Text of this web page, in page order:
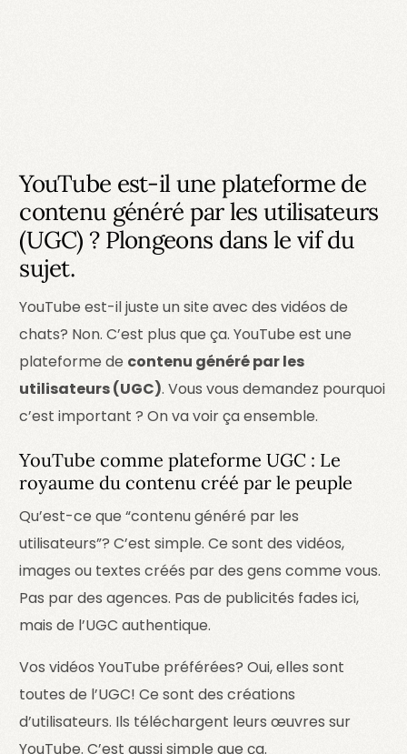
YouTube est-il une plateforme de
contenu généré par les utilisateurs
(UGC) ? Plongeons dans le vif du
sujet.
YouTube est-il juste un site avec des vidéos de
chats? Non. C’est plus que ça. YouTube est une
plateforme de contenu généré par les
utilisateurs (UGC). Vous vous demandez pourquoi
c’est important ? On va voir ça ensemble.
YouTube comme plateforme UGC : Le
royaume du contenu créé par le peuple
Qu’est-ce que “contenu généré par les
utilisateurs”? C’est simple. Ce sont des vidéos,
images ou textes créés par des gens comme vous.
Pas par des agences. Pas de publicités fades ici,
mais de l’UGC authentique.
Vos vidéos YouTube préférées? Oui, elles sont
toutes de l’UGC! Ce sont des créations
d’utilisateurs. Ils téléchargent leurs œuvres sur
YouTube. C’est aussi simple que ça.